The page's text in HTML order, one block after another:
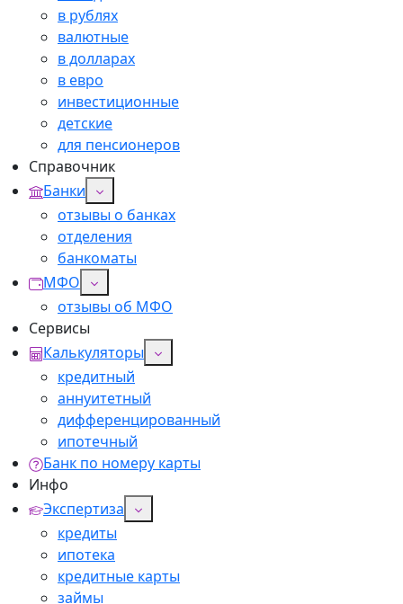
в рублях
валютные
в долларах
в евро
инвестиционные
детские
для пенсионеров
Справочник
Банки
отзывы о банках
отделения
банкоматы
МФО
отзывы об МФО
Сервисы
Калькуляторы
кредитный
аннуитетный
дифференцированный
ипотечный
Банк по номеру карты
Инфо
Экспертиза
кредиты
ипотека
кредитные карты
займы